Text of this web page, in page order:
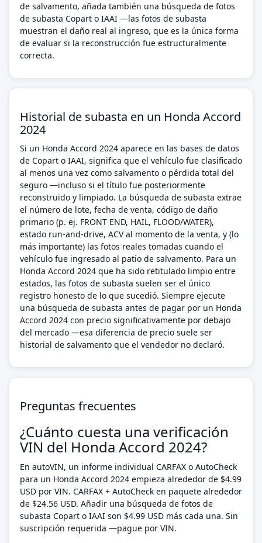
de salvamento, añada también una búsqueda de fotos
de subasta Copart o IAAI —las fotos de subasta
muestran el daño real al ingreso, que es la única forma
de evaluar si la reconstrucción fue estructuralmente
correcta.
Historial de subasta en un Honda Accord
2024
Si un Honda Accord 2024 aparece en las bases de datos
de Copart o IAAI, significa que el vehículo fue clasificado
al menos una vez como salvamento o pérdida total del
seguro —incluso si el título fue posteriormente
reconstruido y limpiado. La búsqueda de subasta extrae
el número de lote, fecha de venta, código de daño
primario (p. ej. FRONT END, HAIL, FLOOD/WATER),
estado run-and-drive, ACV al momento de la venta, y (lo
más importante) las fotos reales tomadas cuando el
vehículo fue ingresado al patio de salvamento. Para un
Honda Accord 2024 que ha sido retitulado limpio entre
estados, las fotos de subasta suelen ser el único
registro honesto de lo que sucedió. Siempre ejecute
una búsqueda de subasta antes de pagar por un Honda
Accord 2024 con precio significativamente por debajo
del mercado —esa diferencia de precio suele ser
historial de salvamento que el vendedor no declaró.
Preguntas frecuentes
¿Cuánto cuesta una verificación
VIN del Honda Accord 2024?
En autoVIN, un informe individual CARFAX o AutoCheck
para un Honda Accord 2024 empieza alrededor de $4.99
USD por VIN. CARFAX + AutoCheck en paquete alrededor
de $24.56 USD. Añadir una búsqueda de fotos de
subasta Copart o IAAI son $4.99 USD más cada una. Sin
suscripción requerida —pague por VIN.